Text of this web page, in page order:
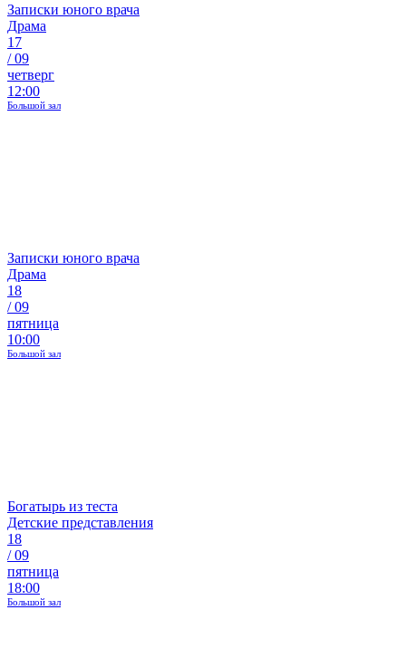
Записки юного врача
Драма
17
/09
четверг
12:00
Большой зал
Записки юного врача
Драма
18
/09
пятница
10:00
Большой зал
Богатырь из теста
Детские представления
18
/09
пятница
18:00
Большой зал